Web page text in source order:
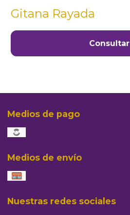
Gitana Rayada
Consultar
Medios de pago
Medios de envío
Nuestras redes sociales